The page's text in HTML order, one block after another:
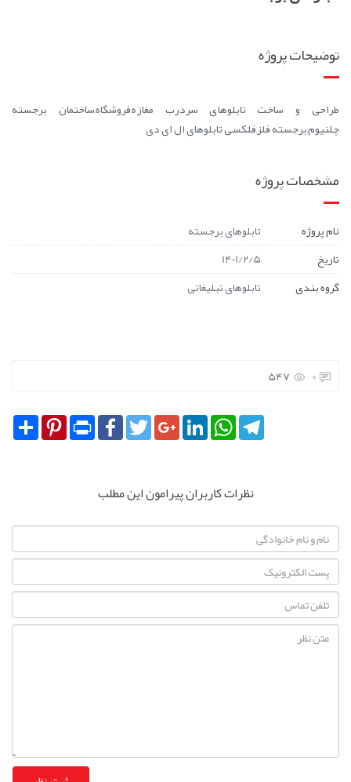
توضیحات پروژه
طراحی و ساخت تابلوهای سردرب مغازه,فروشگاه,ساختمان برجسته
چلنیوم,برجسته فلز,فلکسی تابلوهای ال ای دی
مشخصات پروژه
نام پروژه
تابلوهای برجسته
تاریخ
1401/2/5
گروه بندی
تابلوهای تبلیغاتی
0
547
Share
Pinterest Print
FacebookTwitterGoogle+LinkedIn
WhatsAppTelegram
نظرات کاربران پیرامون این مطلب